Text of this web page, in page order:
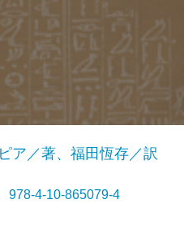
ア／著、福田恆存／訳
978-4-10-865079-4